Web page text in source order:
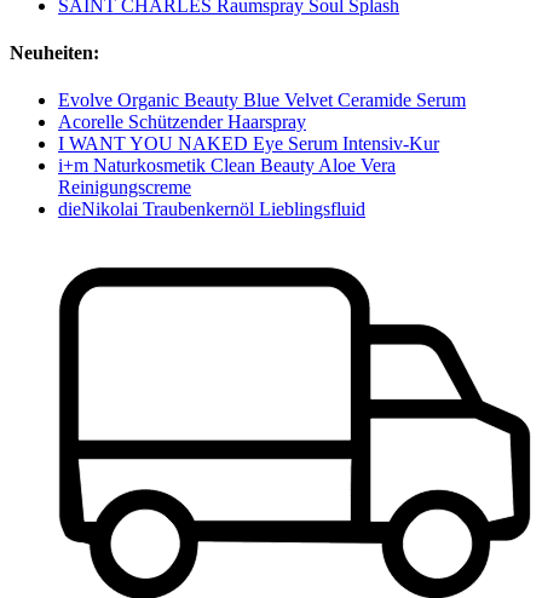
SAINT CHARLES Raumspray Soul Splash
Neuheiten:
Evolve Organic Beauty Blue Velvet Ceramide Serum
Acorelle Schützender Haarspray
I WANT YOU NAKED Eye Serum Intensiv-Kur
i+m Naturkosmetik Clean Beauty Aloe Vera
Reinigungscreme
dieNikolai Traubenkernöl Lieblingsfluid